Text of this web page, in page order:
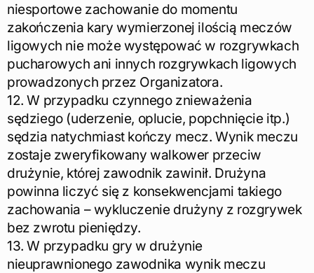
niesportowe zachowanie do momentu
zakończenia kary wymierzonej ilością meczów
ligowych nie może występować w rozgrywkach
pucharowych ani innych rozgrywkach ligowych
prowadzonych przez Organizatora.
12. W przypadku czynnego znieważenia
sędziego (uderzenie, oplucie, popchnięcie itp.)
sędzia natychmiast kończy mecz. Wynik meczu
zostaje zweryfikowany walkower przeciw
drużynie, której zawodnik zawinił. Drużyna
powinna liczyć się z konsekwencjami takiego
zachowania – wykluczenie drużyny z rozgrywek
bez zwrotu pieniędzy.
13. W przypadku gry w drużynie
nieuprawnionego zawodnika wynik meczu